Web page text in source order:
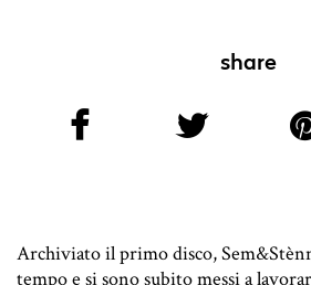
share
Archiviato il primo disco,
tempo e si sono subito messi a